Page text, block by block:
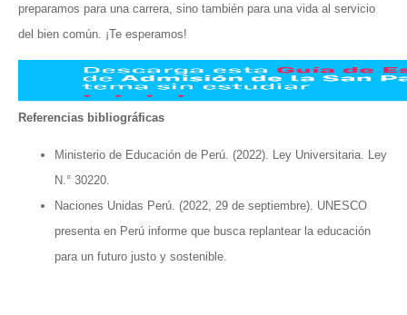
preparamos para una carrera, sino también para una vida al servicio
del bien común. ¡Te esperamos!
Referencias bibliográficas
Ministerio de Educación de Perú. (2022). Ley Universitaria. Ley
N.° 30220.
Naciones Unidas Perú. (2022, 29 de septiembre). UNESCO
presenta en Perú informe que busca replantear la educación
para un futuro justo y sostenible.